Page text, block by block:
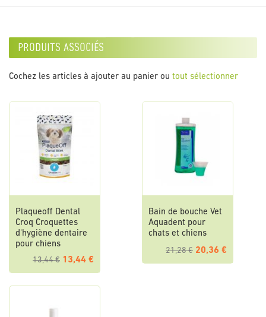
produits associés
Cochez les articles à ajouter au panier ou tout sélectionner
Plaqueoff Dental
Croq Croquettes
d'hygiène dentaire
pour chiens
13,44 € 13,44 €
Bain de bouche Vet
Aquadent pour
chats et chiens
21,28 € 20,36 €